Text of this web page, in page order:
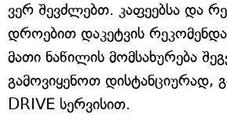
ვერ შევძლებთ. კაფეებსა და
დროებით დაკეტვის
მათი ნაწილის მომსახურება
გამოვიყენოთ დისტანციურად,
DRIVE სერვისით.